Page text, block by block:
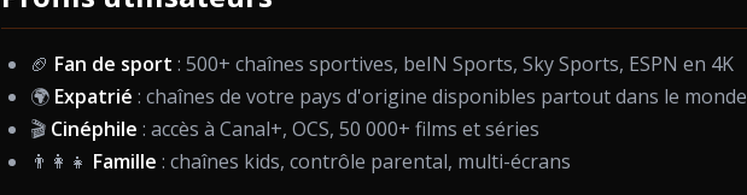
🏈 Fan de sport : 500+ chaînes sportives, beIN Sports, Sky Sports, ESPN en 4K
🌍 Expatrié : chaînes de votre pays d'origine disponibles partout dans le monde
🎬 Cinéphile : accès à Canal+, OCS, 50 000+ films et séries
👨‍👩‍👧 Famille : chaînes kids, contrôle parental, multi-écrans